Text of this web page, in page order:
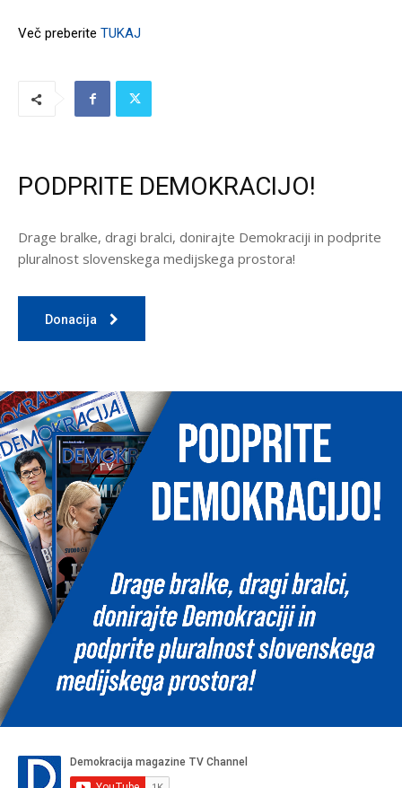
Več preberite TUKAJ
PODPRITE DEMOKRACIJO!
Drage bralke, dragi bralci, donirajte Demokraciji in podprite
pluralnost slovenskega medijskega prostora!
Donacija